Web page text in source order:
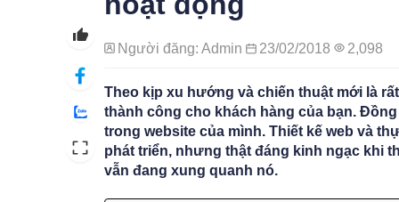
Người đăng: Admin 23/02/2018 2,098
Theo kịp xu hướng và chiến thuật mới là
thành công cho khách hàng của bạn.
trong website của mình. Thiết kế web và
phát triển, nhưng thật đáng kinh ngạc khi
vẫn đang xung quanh nó.